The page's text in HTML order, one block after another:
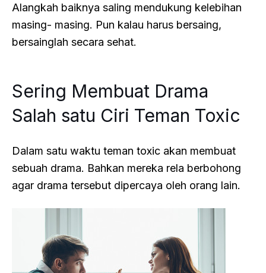
Alangkah baiknya saling mendukung kelebihan
masing- masing. Pun kalau harus bersaing,
bersainglah secara sehat.
Sering Membuat Drama
Salah satu Ciri Teman Toxic
Dalam satu waktu teman toxic akan membuat
sebuah drama. Bahkan mereka rela berbohong
agar drama tersebut dipercaya oleh orang lain.